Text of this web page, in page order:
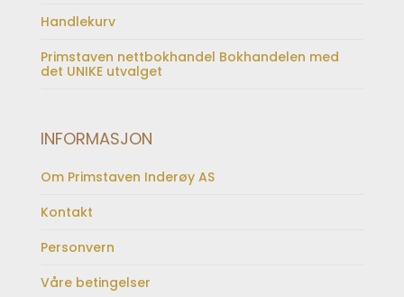
Handlekurv
Primstaven nettbokhandel Bokhandelen med
det UNIKE utvalget
INFORMASJON
Om Primstaven Inderøy AS
Kontakt
Personvern
Våre betingelser